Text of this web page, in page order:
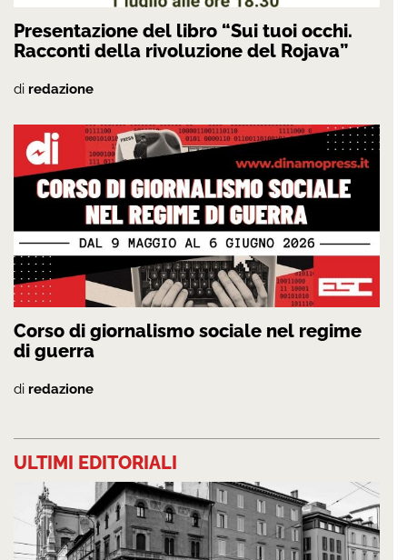
Presentazione del libro “Sui tuoi occhi.
Racconti della rivoluzione del Rojava”
di redazione
Corso di giornalismo sociale nel regime
di guerra
di redazione
ULTIMI EDITORIALI